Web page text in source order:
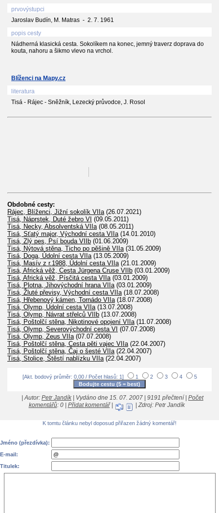
prvovýstupci
Jaroslav Budín, M. Matras - 2. 7. 1961
popis cesty
Nádherná klasická cesta. Sokolíkem na konec, jemný traverz doprava do
kouta, nahoru a šikmo vlevo na vrchol.
Blíženci na Mapy.cz
literatura
Tisá - Rájec - Sněžník, Lezecký průvodce, J. Rosol
Obdobné cesty:
Rájec, Blíženci, Jižní sokolík VIIa (26.07.2021)
Tisá, Náprstek, Duté žebro VI (09.05.2011)
Tisá, Necky, Absolventská VIIa (08.05.2011)
Tisá, Sťatý major, Východní cesta VIIa (14.01.2010)
Tisá, Zlý pes, Psí bouda VIIb (01.06.2009)
Tisá, Nýtová stěna, Ticho po pěšině VIIa (31.05.2009)
Tisá, Doga, Údolní cesta VIIa (13.05.2009)
Tisá, Masív z r.1988, Údolní cesta VIIa (21.01.2009)
Tisá, Africká věž, Cesta Jürgena Cruse VIIb (03.01.2009)
Tisá, Africká věž, Písčitá cesta VIIa (03.01.2009)
Tisá, Plotna, Jihovýchodní hrana VIIa (03.01.2009)
Tisá, Žluté převisy, Východní cesta VIIa (18.07.2008)
Tisá, Hřebenový kámen, Tornádo VIIa (18.07.2008)
Tisá, Olymp, Údolní cesta VIIa (13.07.2008)
Tisá, Olymp, Návrat střelců VIIb (13.07.2008)
Tisá, Poštolčí stěna, Nikotinové opojení VIIa (11.07.2008)
Tisá, Olymp, Severovýchodní cesta VI (07.07.2008)
Tisá, Olymp, Zeus VIIa (07.07.2008)
Tisá, Poštolčí stěna, Cesta pěti vajec VIIa (22.04.2007)
Tisá, Poštolčí stěna, Čaj o šesté VIIa (22.04.2007)
Tisá, Stolice, Štěstí nablízku VIIa (22.04.2007)
[Akt. bodový průměr: 0,00 / Počet hlasů: 1] 1 2 3 4 5
| Autor: Petr Jandík | Vydáno dne 15. 07. 2007 | 9191 přečtení | Počet
komentářů: 0 | Přidat komentář| | Zdroj: Petr Jandík
K tomtu článku nebyl doposud přiřazen žádný komentář!
Jméno (přezdívka):
E-mail:
Titulek: